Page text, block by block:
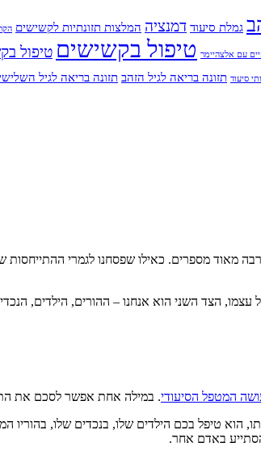
גמלת סיעוד דמנציה המלצות תזונתיות לקשישים
עם אלצהיימר טיפול בקשישים טיפול
סיעוד תזונה בריאה לגיל הזהב תזונה בריאה לגיל
מאוד מספרים. כאילו שפסחנו לגמרי ההתייחסות
הצד השני הוא אנחנו – ההורים, הילדים,
המטפל הסיעודי. במילה אחת אפשר לסכם את
טיפל בכם הילדים שלו, בנכדים שלו, בהוריו
באדם אחר.